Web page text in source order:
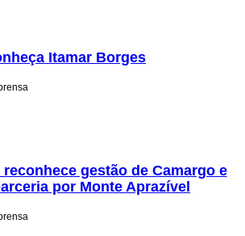
Itamar Borges
gestão de Camargo e
por Monte Aprazível